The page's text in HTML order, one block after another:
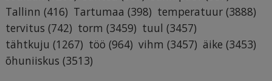
Tallinn (416) Tartumaa (398) temperatuur (3888)
tervitus (742) torm (3459) tuul (3457)
tähtkuju (1267) töö (964) vihm (3457) äike (3453)
õhuniiskus (3513)